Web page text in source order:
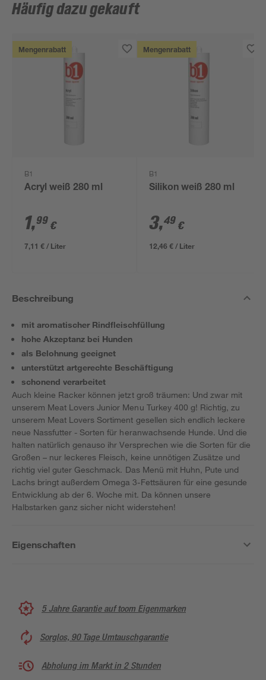
Häufig dazu gekauft
Mengenrabatt
B1
Acryl weiß 280 ml
1,99 €
7,11 € / Liter
Mengenrabatt
B1
Silikon weiß 280 ml
3,49 €
12,46 € / Liter
Beschreibung
mit aromatischer Rindfleischfüllung
hohe Akzeptanz bei Hunden
als Belohnung geeignet
unterstützt artgerechte Beschäftigung
schonend verarbeitet
Auch kleine Racker können jetzt groß träumen: Und zwar mit
unserem Meat Lovers Junior Menu Turkey 400 g! Richtig, zu
unserem Meat Lovers Sortiment gesellen sich endlich leckere
neue Nassfutter - Sorten für heranwachsende Hunde. Und die
halten natürlich genauso ihr Versprechen wie die Sorten für die
Großen – nur leckeres Fleisch, keine unnötigen Zusätze und
richtig viel guter Geschmack. Das Menü mit Huhn, Pute und
Lachs bringt außerdem Omega 3-Fettsäuren für eine gesunde
Entwicklung ab der 6. Woche mit. Da können unsere
Halbstarken ganz sicher nicht widerstehen!
Eigenschaften
5 Jahre Garantie auf toom Eigenmarken
Sorglos, 90 Tage Umtauschgarantie
Abholung im Markt in 2 Stunden